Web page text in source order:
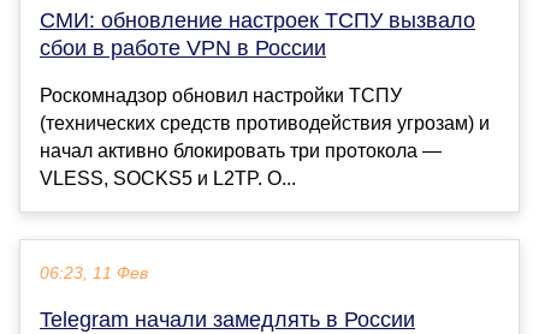
СМИ: обновление настроек ТСПУ вызвало
сбои в работе VPN в России
Роскомнадзор обновил настройки ТСПУ
(технических средств противодействия угрозам) и
начал активно блокировать три протокола —
VLESS, SOCKS5 и L2TP. О...
06:23, 11 Фев
Telegram начали замедлять в России